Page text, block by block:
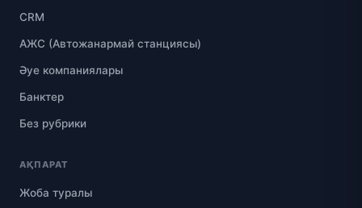
CRM
АЖС (Автожанармай станциясы)
Әуе компаниялары
Банктер
Без рубрики
АҚПАРАТ
Жоба туралы